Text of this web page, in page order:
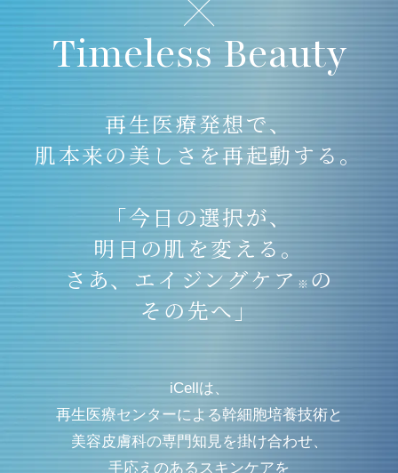
Timeless Beauty
再生医療発想で、
肌本来の美しさを再起動する。
「今日の選択が、
明日の肌を変える。
さあ、エイジングケア ※ の
その先へ」
iCellは、
再生医療センターによる幹細胞培養技術と
美容皮膚科の専門知見を掛け合わせ、
手応えのあるスキンケアを